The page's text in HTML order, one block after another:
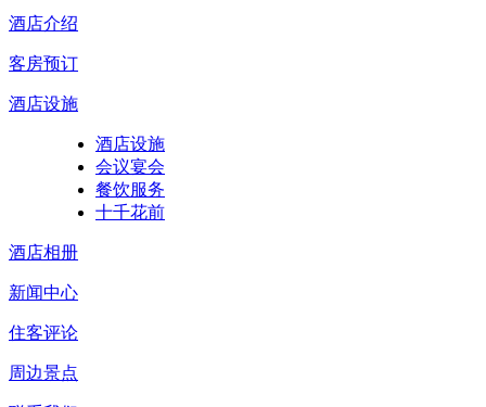
酒店介绍
客房预订
酒店设施
酒店设施
会议宴会
餐饮服务
十千花前
酒店相册
新闻中心
住客评论
周边景点